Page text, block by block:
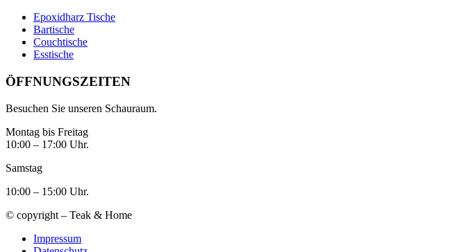
Epoxidharz Tische
Bartische
Couchtische
Esstische
ÖFFNUNGSZEITEN
Besuchen Sie unseren Schauraum.
Montag bis Freitag
10:00 – 17:00 Uhr.
Samstag
10:00 – 15:00 Uhr.
© copyright – Teak & Home
Impressum